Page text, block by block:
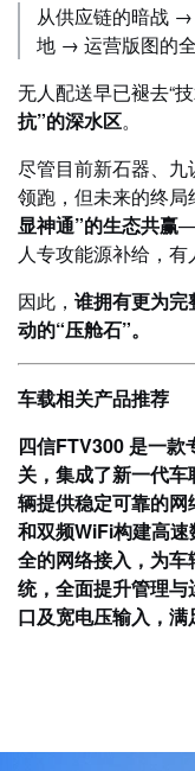
从供应链的暗战
地 → 运营版图的
无人配送早已褪去“
抗”的深水区。
尽管目前新石器、
领跑，但未来的终局
显神通”的生态共赢
人专攻能源补给，有
因此， 谁拥有更为完
动的“压舱石”。
车载相关产品推荐
四信FTV300 是一款
关，集成了新一代
辆提供稳定可靠的
和双频WiFi构建高
全的网络接入，为
统，全面提升管理
口及宽电压输入，满